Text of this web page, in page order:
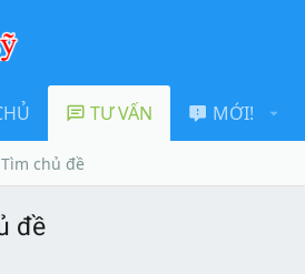
TƯ VẤN MỚI!
Tìm chủ đề
đề